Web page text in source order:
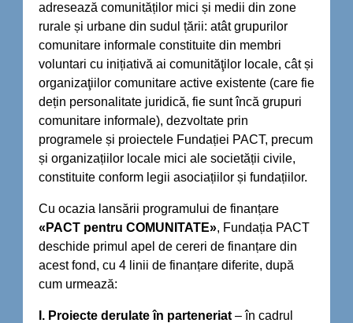
adresează comunităților mici și medii din zone
rurale și urbane din sudul țării: atât grupurilor
comunitare informale constituite din membri
voluntari cu inițiativă ai comunităţilor locale, cât și
organizaţiilor comunitare active existente (care fie
dețin personalitate juridică, fie sunt încă grupuri
comunitare informale), dezvoltate prin
programele și proiectele Fundației PACT, precum
și organizațiilor locale mici ale societății civile,
constituite conform legii asociațiilor și fundațiilor.
Cu ocazia lansării programului de finanțare
«PACT pentru COMUNITATE», Fundația PACT
deschide primul apel de cereri de finanțare din
acest fond, cu 4 linii de finanțare diferite, după
cum urmează:
I. Proiecte derulate în parteneriat – în cadrul